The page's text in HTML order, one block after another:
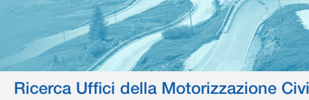
Ricerca Uffici della Motorizzazione